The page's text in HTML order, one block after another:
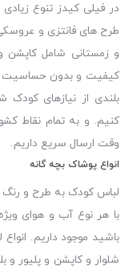
در فیلی کیدز تنوع
طرح های فانتزی و
و زمستانی شامل کاپشن
کیفیت و بدون حساسیت
بلندی از نیازهای کودک
کنیم. و به تمام نقاط
وقت ارسال سریع داریم.
انواع پوشاک بچه گانه
لباس کودک به طرح و
با هر نوع آب و هوای
باشید موجود داریم.
شلوار و کاپشن و پلیور و